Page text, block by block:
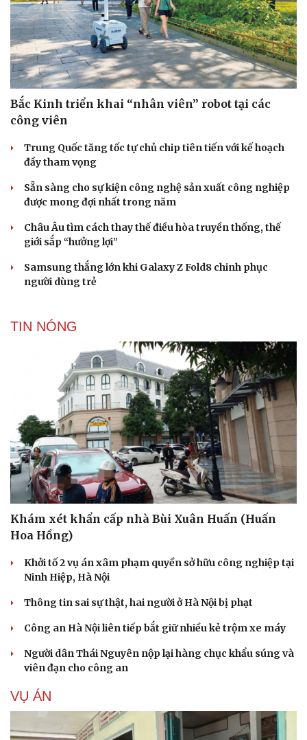
Cải chính
Bắc Kinh triển khai “nhân viên” robot tại các
công viên
Trung Quốc tăng tốc tự chủ chip tiên tiến với kế hoạch
đầy tham vọng
Sẵn sàng cho sự kiện công nghệ sản xuất công nghiệp
được mong đợi nhất trong năm
Châu Âu tìm cách thay thế điều hòa truyền thống, thế
giới sắp “hưởng lợi”
Samsung thắng lớn khi Galaxy Z Fold8 chinh phục
người dùng trẻ
TIN NÓNG
Khám xét khẩn cấp nhà Bùi Xuân Huấn (Huấn
Hoa Hồng)
Khởi tố 2 vụ án xâm phạm quyền sở hữu công nghiệp tại
Ninh Hiệp, Hà Nội
Thông tin sai sự thật, hai người ở Hà Nội bị phạt
Công an Hà Nội liên tiếp bắt giữ nhiều kẻ trộm xe máy
Người dân Thái Nguyên nộp lại hàng chục khẩu súng và
viên đạn cho công an
VỤ ÁN